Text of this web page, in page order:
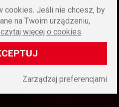
cookies. Jeśli nie chcesz, by
na Twoim urządzeniu,
więcej o cookies
Zarządzaj preferencjami